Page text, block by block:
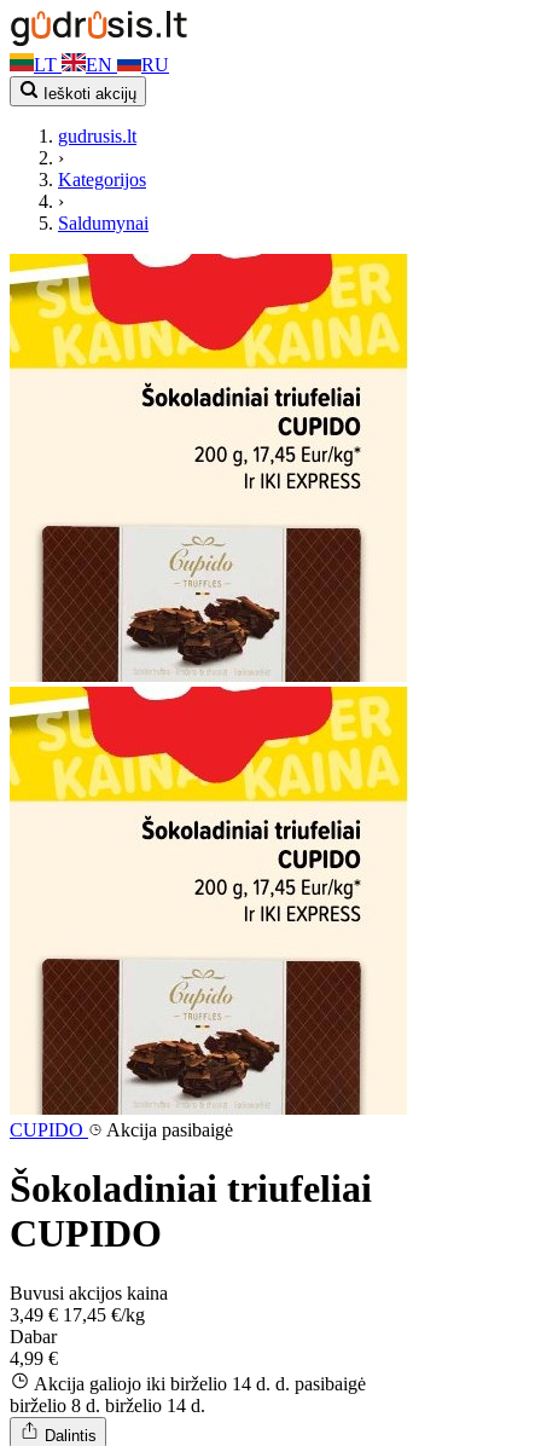
LT EN RU
Ieškoti akcijų
gudrusis.lt
›
Kategorijos
›
Saldumynai
CUPIDO Akcija pasibaigė
Šokoladiniai triufeliai
CUPIDO
Buvusi akcijos kaina
3,49 € 17,45 €/kg
Dabar
4,99 €
Akcija galiojo iki birželio 14 d. d. pasibaigė
birželio 8 d. birželio 14 d.
Dalintis